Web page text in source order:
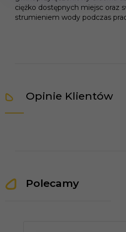
ciężko dostępnych miejsc oraz
strumieniem wody podczas
Opinie Klientów
Polecamy